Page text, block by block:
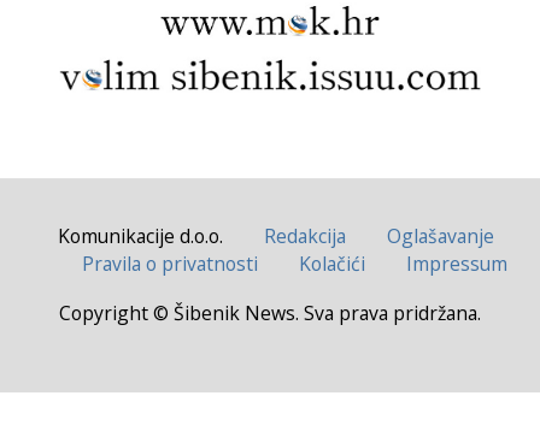
Komunikacije d.o.o. Redakcija
Oglašavanje
Pravila o privatnosti
Kolačići
Impressum
Copyright © Šibenik News. Sva prava pridržana.